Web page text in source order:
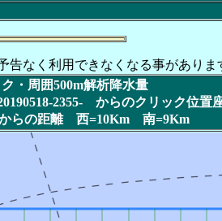
なく利用できなくなる事がありま
・周囲500m解析降水量
2355- からのクリック位
からの距離 西=10Km 南=9Km